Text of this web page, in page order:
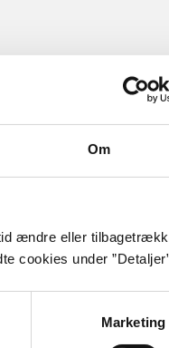
Om
ændre eller
cookies under
Marketing